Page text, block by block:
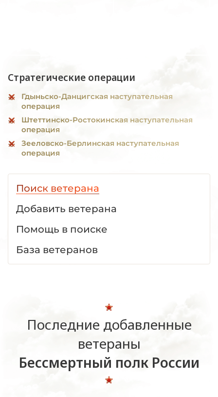
Стратегические операции
Гдыньско-Данцигская наступательная
операция
Штеттинско-Ростокинская наступательная
операция
Зееловско-Берлинская наступательная
операция
Поиск ветерана
Добавить ветерана
Помощь в поиске
База ветеранов
Последние добавленные
ветераны
Бессмертный полк России